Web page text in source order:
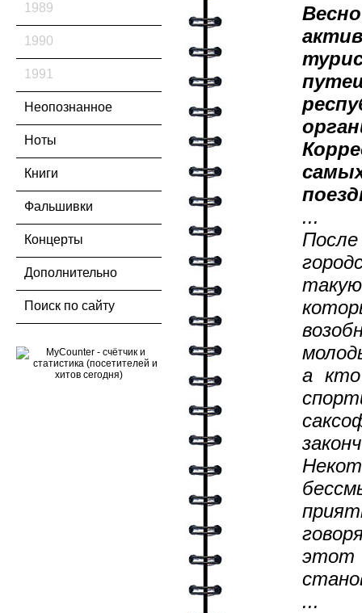
1989
1990
1991
Неопознанное
Ноты
Книги
Фальшивки
Концерты
Дополнительно
Поиск по сайту
...
а
этот
...